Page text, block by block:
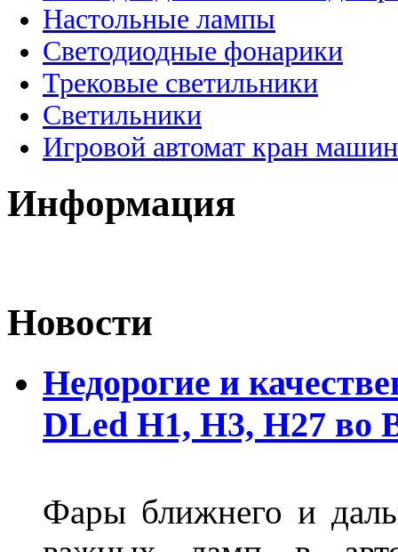
Настольные лампы
Светодиодные фонарики
Трековые светильники
Светильники
Игровой автомат кран
Информация
Новости
Недорогие и
DLed Н1, Н3, Н27 во
Фары ближнего и